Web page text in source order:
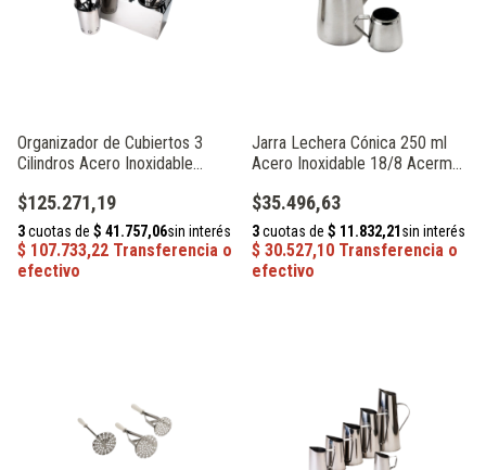
Organizador de Cubiertos 3
Cilindros Acero Inoxidable
$125.271,19
Jarra Lechera Cónica 250 ml
Acero Inoxidable 18/8 Acermel
$35.496,63